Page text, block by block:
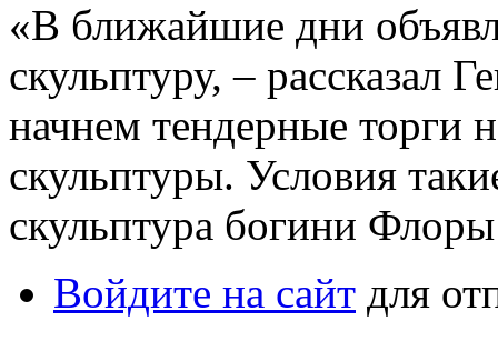
«В ближайшие дни
скульптуру, – рассказал
начнем тендерные торги
скульптуры. Условия
скульптура богини Флоры
Войдите на сайт для